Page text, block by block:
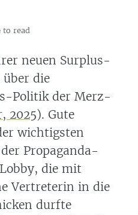
to read
neuen Surplus-
über die
Politik der Merz-
2025). Gute
wichtigsten
Propaganda-
die mit
Vertreterin in die
durfte